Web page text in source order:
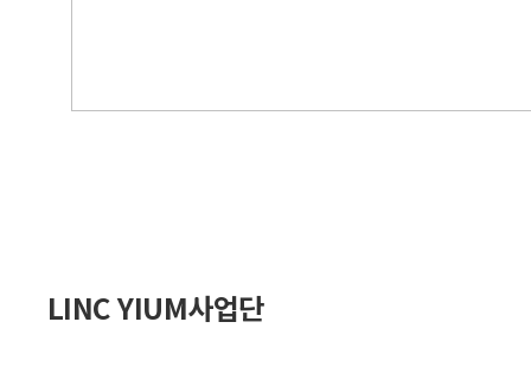
LINC YIUM사업단